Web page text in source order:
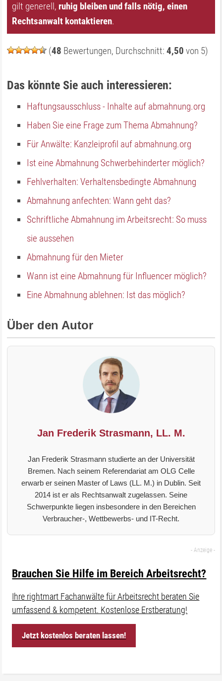
gilt generell, ruhig bleiben und falls nötig, einen
Rechtsanwalt kontaktieren.
(48 Bewertungen, Durchschnitt:4,50 von 5)
Das könnte Sie auch interessieren:
Haftungsausschluss - Inhalte auf abmahnung.org
Haben Sie eine Frage zum Thema Abmahnung?
Für Anwälte: Kanzleiprofil auf abmahnung.org
Ist eine Abmahnung Schwerbehinderter möglich?
Fehlverhalten: Verhaltensbedingte Abmahnung
Abmahnung anfechten: Wann geht das?
Schriftliche Abmahnung im Arbeitsrecht: So muss
sie aussehen
Abmahnung für den Mieter
Wann ist eine Abmahnung für Influencer möglich?
Eine Abmahnung ablehnen: Ist das möglich?
Über den Autor
Jan Frederik Strasmann, LL. M.
Jan Frederik Strasmann studierte an der Universität
Bremen. Nach seinem Referendariat am OLG Celle
erwarb er seinen Master of Laws (LL. M.) in Dublin. Seit
2014 ist er als Rechtsanwalt zugelassen. Seine
Schwerpunkte liegen insbesondere in den Bereichen
Verbraucher-, Wettbewerbs- und IT-Recht.
Brauchen Sie Hilfe im Bereich Arbeitsrecht?
Ihre rightmart Fachanwälte für Arbeitsrecht beraten Sie
umfassend & kompetent. Kostenlose Erstberatung!
Jetzt kostenlos beraten lassen!